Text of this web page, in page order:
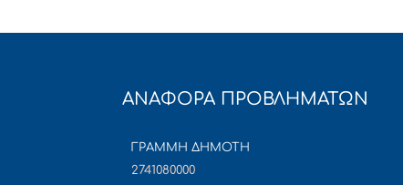
ΑΝΑΦΟΡΑ ΠΡΟΒΛΗΜΑΤΩΝ
ΓΡΑΜΜΗ ΔΗΜΟΤΗ
2741080000